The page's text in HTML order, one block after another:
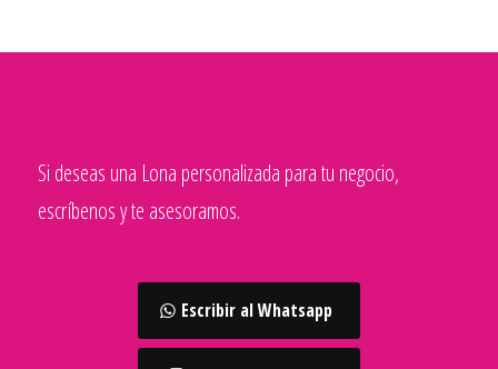
Si deseas una Lona personalizada para tu negocio,
escríbenos y te asesoramos.
Escribir al Whatsapp